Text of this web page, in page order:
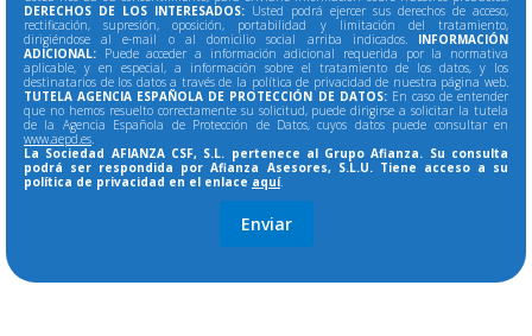
DERECHOS DE LOS INTERESADOS: Usted podrá ejercer sus derechos de acceso,
rectificación, supresión, oposición, portabilidad y limitación del tratamiento,
dirigiéndose al e-mail o al domicilio social arriba indicados. INFORMACIÓN
ADICIONAL: Puede acceder a información adicional requerida por la normativa
aplicable, y en especial, a información sobre el tratamiento de los datos, y los
destinatarios de los datos a través de la política de privacidad de nuestra página web.
TUTELA AGENCIA ESPAÑOLA DE PROTECCIÓN DE DATOS:En caso de entender
que no hemos resuelto correctamente su solicitud, puede dirigirse a solicitar la tutela
de la Agencia Española de Protección de Datos, cuyos datos puede consultar en
www.aepd.es.
La Sociedad AFIANZA CSF, S.L. pertenece al Grupo Afianza. Su consulta
podrá ser respondida por Afianza Asesores, S.L.U. Tiene acceso a su
política de privacidad en el enlace aquí.